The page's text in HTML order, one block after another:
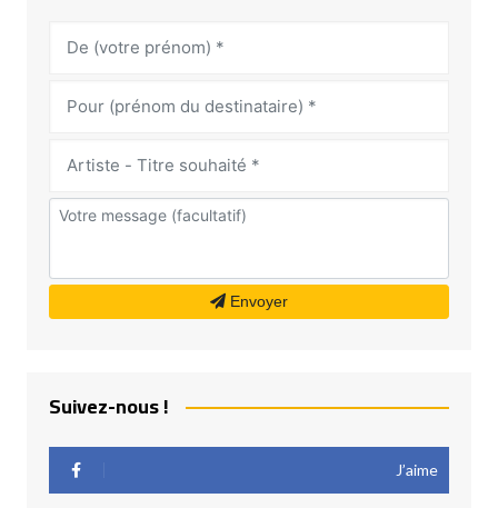
Envoyer
Suivez-nous !
J’aime